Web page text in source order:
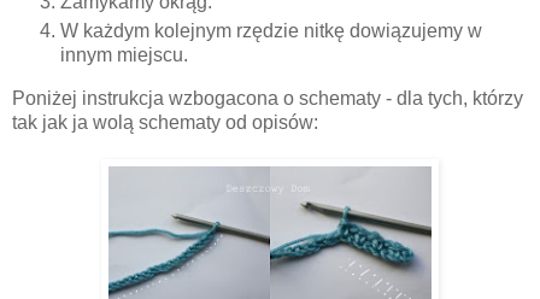
W każdym kolejnym rzędzie nitkę dowiązujemy w
innym miejscu.
Poniżej instrukcja wzbogacona o schematy - dla tych, którzy
tak jak ja wolą schematy od opisów: